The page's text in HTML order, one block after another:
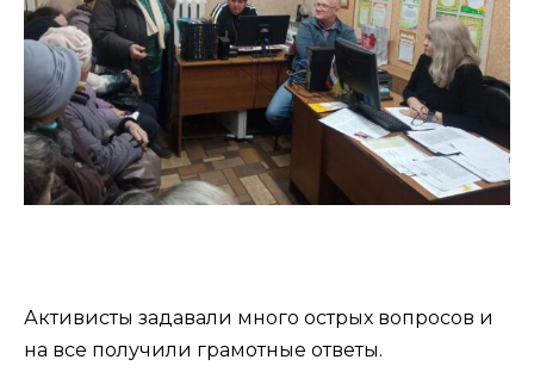
Активисты задавали много острых вопросов и
на все получили грамотные ответы.